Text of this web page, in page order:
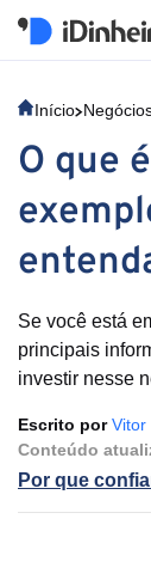
Início
O que
Se você está
principais
investir nesse
Escrito porVitor
Conteúdo
Por que